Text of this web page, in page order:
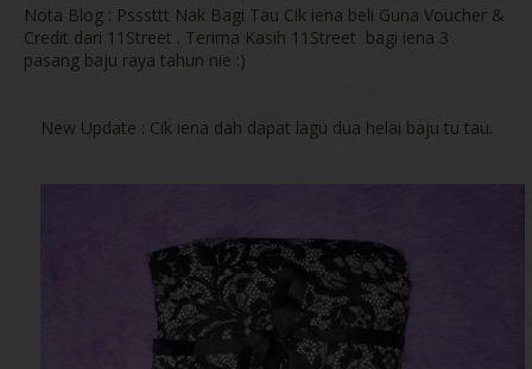
Nota Blog : Psssttt Nak Bagi Tau Cik iena beli Guna Voucher &
Credit dari 11Street . Terima Kasih 11Street bagi iena 3
pasang baju raya tahun nie :)
New Update : Cik iena dah dapat lagu dua helai baju tu tau.